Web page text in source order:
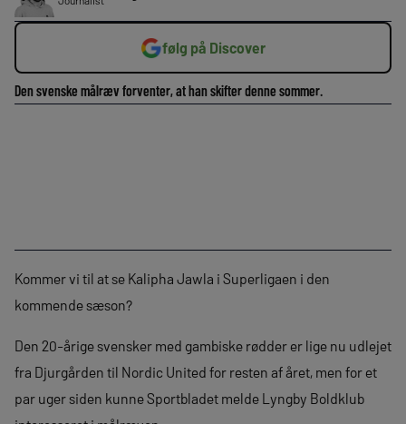
følg på Discover
Den svenske målræv forventer, at han skifter denne sommer.
Kommer vi til at se Kalipha Jawla i Superligaen i den
kommende sæson?
Den 20-årige svensker med gambiske rødder er lige nu udlejet
fra Djurgården til Nordic United for resten af året, men for et
par uger siden kunne Sportbladet melde Lyngby Boldklub